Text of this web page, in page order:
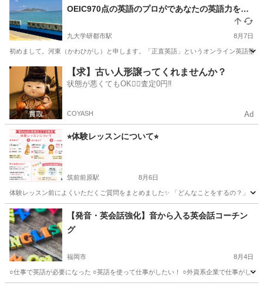
OEIC970点の英語のプロがであなたの英語力を効
率的に上げるお手伝いをします！【残り1枠】
九大学研都市駅 8月7日
初めまして。河東（かわひがし）と申します。「正直英語」というオンライン英語塾
福岡 福岡市 九大学研都市駅 TOEIC(R)テスト オンライン
【求】古い人形譲ってくれませんか？
状態が悪くてもOK🙆‍♀️査定0円‼️
COYASH Ad
⭐︎体験レッスンについて⭐︎
筑前前原駅 8月6日
体験レッスン前によくいただくご質問をまとめました✨ 「どんなことをするの？」
福岡 糸島市 筑前前原駅 英会話 レッスン
【発音・英会話強化】音から入る英会話コーチン
グ
福岡市 8月4日
○仕事で英語が必要になった ○英語を使って仕事がしたい！ ○外資系企業で仕事がし